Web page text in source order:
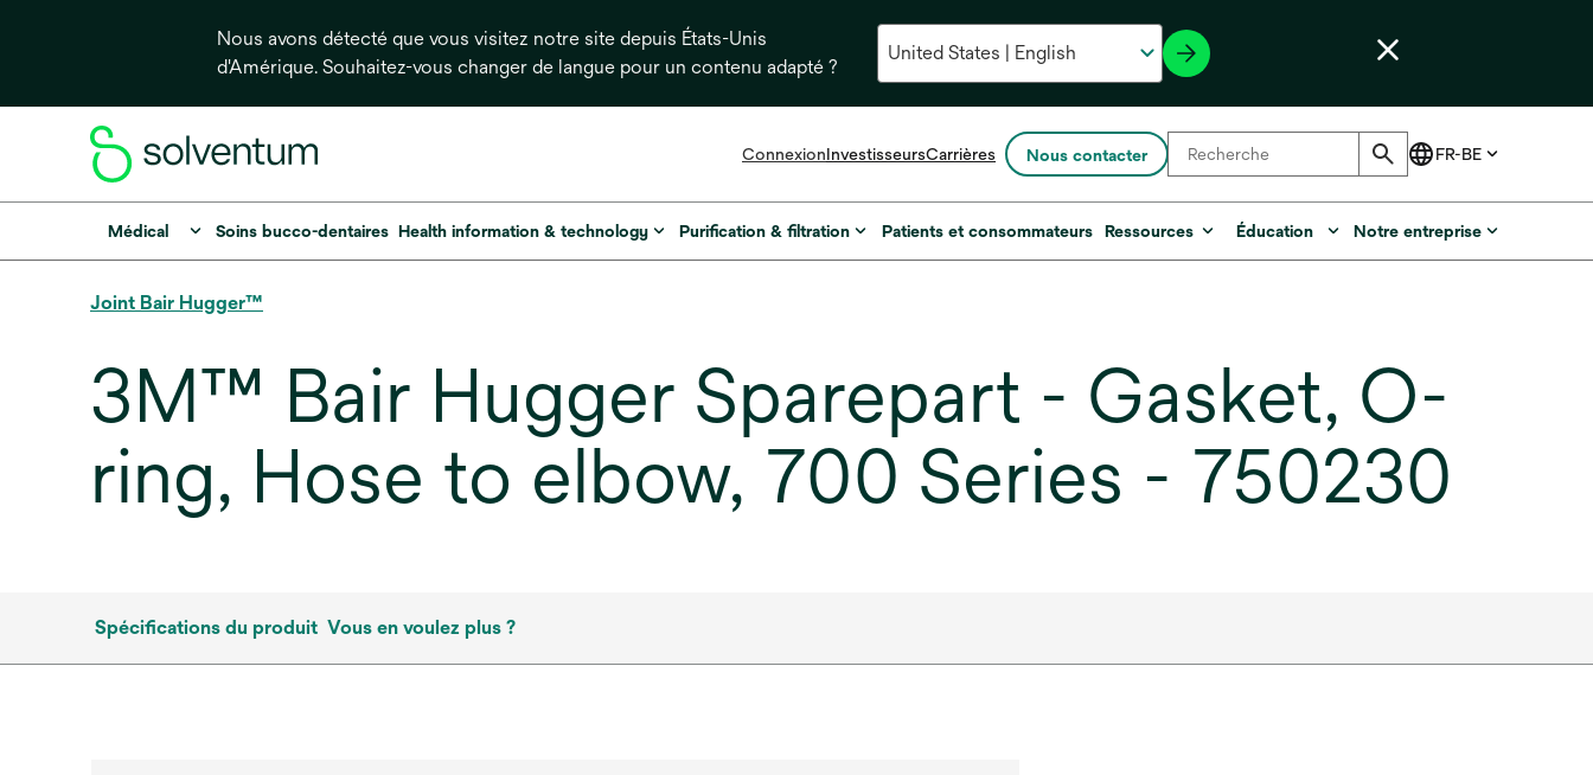
Nous avons détecté que vous visitez notre site depuis États-Unis
d'Amérique. Souhaitez-vous changer de langue pour un contenu adapté ?
ConnexionInvestisseurss’ouvre
un
nouvel
Carrières Nous contacter
Médical Soins bucco-dentaires Health information & technology Purification & filtration Patients et consommateurs Ressources Éducation Notre entreprise
Joint Bair Hugger™
3M™ Bair Hugger Sparepart - Gasket, O-
ring, Hose to elbow, 700 Series - 750230
Spécifications du produit Vous en voulez plus ?